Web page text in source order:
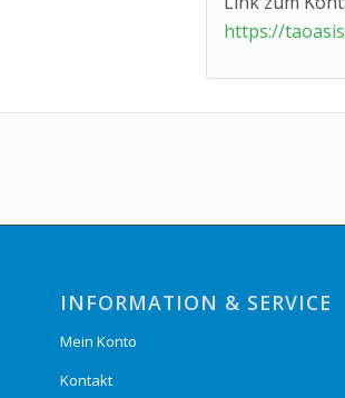
https://
INFORMATION & SERVICE
Mein Konto
Kontakt